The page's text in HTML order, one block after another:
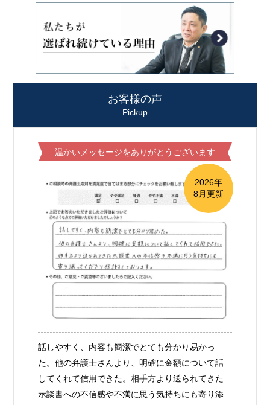
お客様の声
Pickup
温かいメッセージをありがとうございます
2026年
8月更新
話しやすく、内容も簡潔でとても分かり易かっ
た。他の弁護士さんより、明確に金額について話
してくれて信用できた。相手方より送られてきた
示談書への不信感や不満に思う気持ちにも寄り添